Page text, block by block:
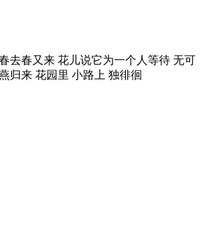
去春又来 花儿说它为一个人等待 无可
归来 花园里 小路上 独徘徊